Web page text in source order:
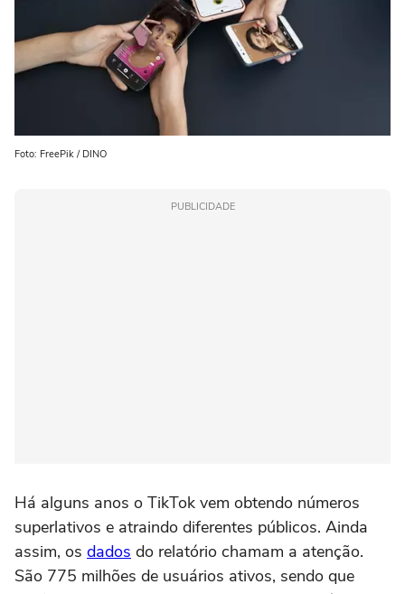
Foto: FreePik / DINO
PUBLICIDADE
Há alguns anos o TikTok vem obtendo números
superlativos e atraindo diferentes públicos. Ainda
assim, os dados do relatório chamam a atenção.
São 775 milhões de usuários ativos, sendo que